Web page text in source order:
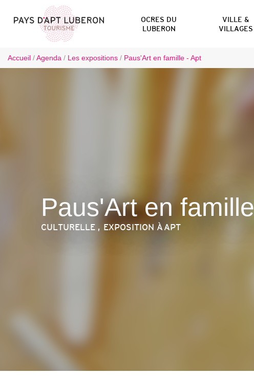
OCRES DU
LUBERON
VILLE &
VILLAGES
Accueil /Agenda / Les expositions / Paus'Art en famille - Apt
Paus'Art en famille
CULTURELLE , EXPOSITION À APT